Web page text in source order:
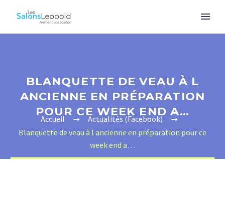
BLANQUETTE DE VEAU À L
ANCIENNE EN PRÉPARATION
POUR CE WEEK END A…
Accueil
Actualités (Facebook)
Blanquette de veau à l ancienne en préparation pour ce
week end a…